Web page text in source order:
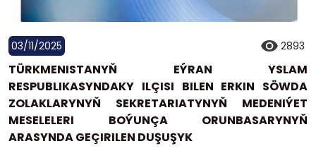
03/11/2025 2893
TÜRKMENISTANYŇ EÝRAN YSLAM
RESPUBLIKASYNDAKY ILÇISI BILEN ERKIN SÖWDA
ZOLAKLARYNYŇ SEKRETARIATYNYŇ MEDENIÝET
MESELELERI BOÝUNÇA ORUNBASARYNYŇ
ARASYNDA GEÇIRILEN DUŞUŞYK